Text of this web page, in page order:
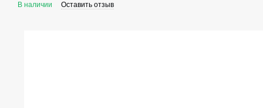
В наличии Оставить отзыв